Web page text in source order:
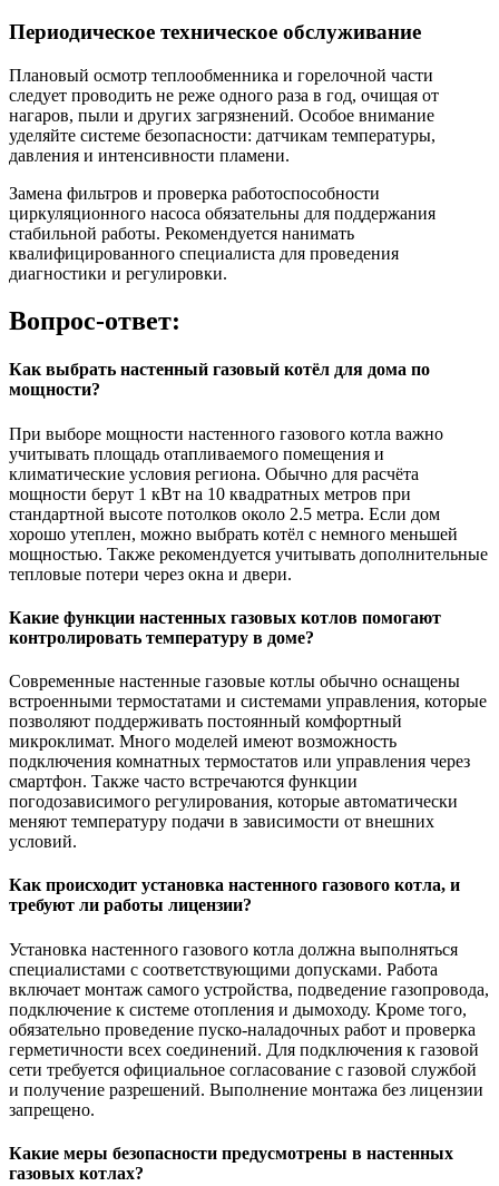
Периодическое техническое обслуживание
Плановый осмотр теплообменника и горелочной части
следует проводить не реже одного раза в год, очищая от
нагаров, пыли и других загрязнений. Особое внимание
уделяйте системе безопасности: датчикам температуры,
давления и интенсивности пламени.
Замена фильтров и проверка работоспособности
циркуляционного насоса обязательны для поддержания
стабильной работы. Рекомендуется нанимать
квалифицированного специалиста для проведения
диагностики и регулировки.
Вопрос-ответ:
Как выбрать настенный газовый котёл для дома по
мощности?
При выборе мощности настенного газового котла важно
учитывать площадь отапливаемого помещения и
климатические условия региона. Обычно для расчёта
мощности берут 1 кВт на 10 квадратных метров при
стандартной высоте потолков около 2.5 метра. Если дом
хорошо утеплен, можно выбрать котёл с немного меньшей
мощностью. Также рекомендуется учитывать дополнительные
тепловые потери через окна и двери.
Какие функции настенных газовых котлов помогают
контролировать температуру в доме?
Современные настенные газовые котлы обычно оснащены
встроенными термостатами и системами управления, которые
позволяют поддерживать постоянный комфортный
микроклимат. Много моделей имеют возможность
подключения комнатных термостатов или управления через
смартфон. Также часто встречаются функции
погодозависимого регулирования, которые автоматически
меняют температуру подачи в зависимости от внешних
условий.
Как происходит установка настенного газового котла, и
требуют ли работы лицензии?
Установка настенного газового котла должна выполняться
специалистами с соответствующими допусками. Работа
включает монтаж самого устройства, подведение газопровода,
подключение к системе отопления и дымоходу. Кроме того,
обязательно проведение пуско-наладочных работ и проверка
герметичности всех соединений. Для подключения к газовой
сети требуется официальное согласование с газовой службой
и получение разрешений. Выполнение монтажа без лицензии
запрещено.
Какие меры безопасности предусмотрены в настенных
газовых котлах?